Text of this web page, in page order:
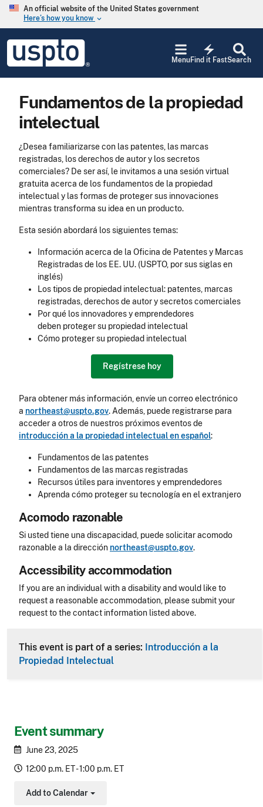
Skip to main content
An official website of the United States government
Here’s how you know keyboard_arrow_down
USPTO
United
States
Office
Search
electric_bolt
Find it Fast
Menu
Event summary
June 23, 2025
12:00 p.m. ET - 1:00 p.m. ET
Add to Calendar
Toggle Dropdown
Fundamentos de la propiedad
intelectual
¿Desea familiarizarse con las patentes, las marcas
registradas, los derechos de autor y los secretos
comerciales? De ser así, le invitamos a una sesión virtual
gratuita acerca de los fundamentos de la propiedad
intelectual y las formas de proteger sus innovaciones
mientras transforma su idea en un producto.
Esta sesión abordará los siguientes temas:
Información acerca de la Oficina de Patentes y Marcas
Registradas de los EE. UU. (USPTO, por sus siglas en
inglés)
Los tipos de propiedad intelectual: patentes, marcas
registradas, derechos de autor y secretos comerciales
Por qué los innovadores y emprendedores
deben proteger su propiedad intelectual
Cómo proteger su propiedad intelectual
Regístrese hoy
Para obtener más información, envíe un correo electrónico
a northeast@uspto.gov. Además, puede registrarse para
acceder a otros de nuestros próximos eventos de
introducción a la propiedad intelectual en español:
Fundamentos de las patentes
Fundamentos de las marcas registradas
Recursos útiles para inventores y emprendedores
Aprenda cómo proteger su tecnología en el extranjero
Acomodo razonable
Si usted tiene una discapacidad, puede solicitar acomodo
razonable a la dirección northeast@uspto.gov.
Accessibility accommodation
Accessibility
If you are an individual with a disability and would like to
request a reasonable accommodation, please submit your
request to the contact information listed above.
This event is part of a series:
Introducción a la
Propiedad Intelectual